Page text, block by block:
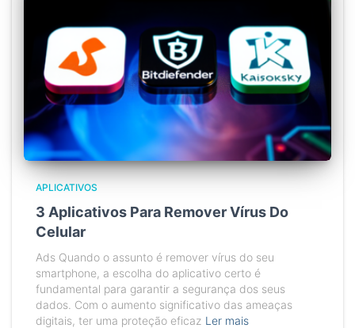
APLICATIVOS
3 Aplicativos Para Remover Vírus Do
Celular
Ads Quando o assunto é remover vírus do seu
smartphone, a escolha do aplicativo certo é
fundamental para garantir a segurança dos seus
dados. Com o aumento significativo das ameaças
digitais, ter uma proteção eficaz Ler mais